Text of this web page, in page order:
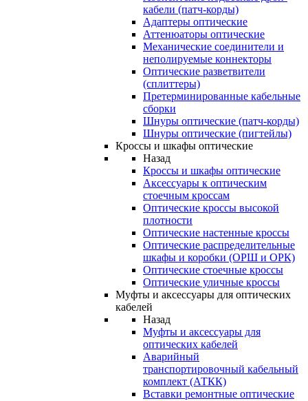
кабели (патч-корды)
Адаптеры оптические
Аттенюаторы оптические
Механические соединители и
неполируемые коннекторы
Оптические разветвители
(сплиттеры)
Претерминированные кабельные
сборки
Шнуры оптические (патч-корды)
Шнуры оптические (пигтейлы)
Кроссы и шкафы оптические
Назад
Кроссы и шкафы оптические
Аксессуары к оптическим
стоечным кроссам
Оптические кроссы высокой
плотности
Оптические настенные кроссы
Оптические распределительные
шкафы и коробки (ОРШ и ОРК)
Оптические стоечные кроссы
Оптические уличные кроссы
Муфты и аксессуары для оптических
кабелей
Назад
Муфты и аксессуары для
оптических кабелей
Аварийный
транспортировочный кабельный
комплект (АТКК)
Вставки ремонтные оптические